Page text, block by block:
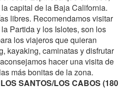
capital de la Baja California.
libres. Recomendamos visitar
Partida y los Islotes, son los
los viajeros que quieran
kayaking, caminatas y disfrutar
hacer una visita de
más bonitas de la zona.
SANTOS/LOS CABOS (180